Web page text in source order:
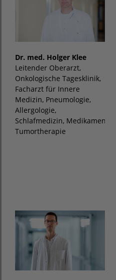
Dr. med. Holger Klee
Leitender Oberarzt,
Onkologische Tagesklinik,
Facharzt für Innere
Medizin, Pneumologie,
Allergologie,
Schlafmedizin, Medikamentöse
Tumortherapie